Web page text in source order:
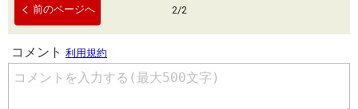
前のページへ 2/2